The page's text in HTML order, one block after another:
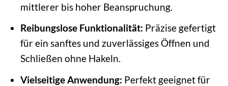
mittlerer bis hoher Beanspruchung.
Reibungslose Funktionalität: Präzise gefertigt
für ein sanftes und zuverlässiges Öffnen und
Schließen ohne Hakeln.
Vielseitige Anwendung: Perfekt geeignet für